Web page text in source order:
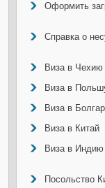
Оформить
Справка о
Виза в Чехию
Виза в
Виза в
Виза в Китай
Виза в Индию
Посольство